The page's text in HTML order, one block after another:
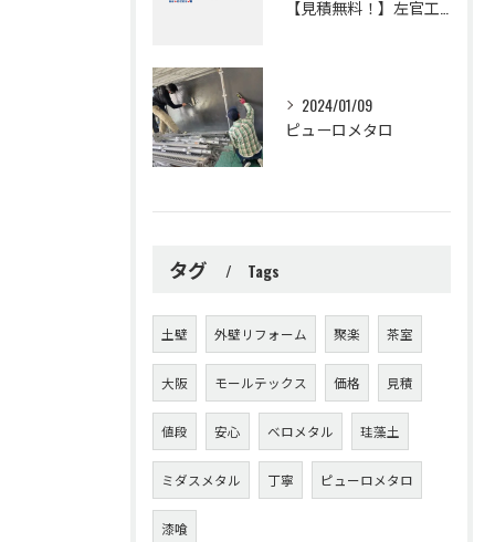
2024/01/09
ピューロメタロ
タグ Tags
土壁 外壁リフォーム 聚楽 茶室
大阪 モールテックス 価格 見積
値段 安心 ベロメタル 珪藻土
ミダスメタル 丁寧 ピューロメタロ
漆喰